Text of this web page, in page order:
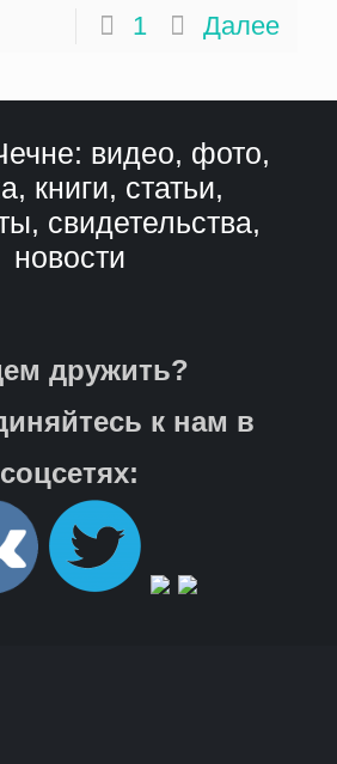
1 Далее
видео, фото,
книги, статьи,
свидетельства,
новости
дружить?
к нам в
соцсетях: